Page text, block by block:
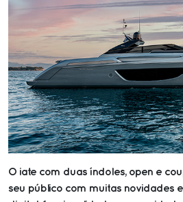
O iate com duas índoles, open e
seu público com muitas novidades